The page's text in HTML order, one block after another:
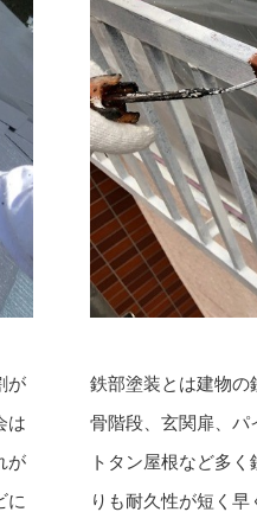
が
は
が
に
鉄部塗装とは建物の
骨階段、玄関扉、パ
トタン屋根など多
りも耐久性が短く